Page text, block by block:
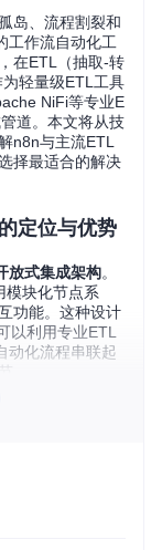
岛、流程割裂和
工作流自动化工
，在ETL（抽取-转
轻量级ETL工具
NiFi等专业E
道。本文将从技
n8n与主流ETL
择最适合的解决
定位与优势
放式集成架构。
模块化节点系
功能。这种设计
以利用专业ETL
动化流程串联起
。
：